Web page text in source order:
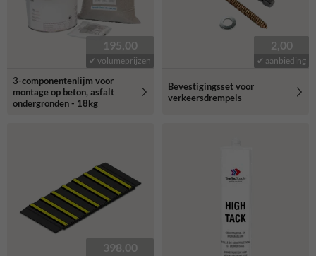
195,00
✔ volumeprijzen
3-componentenlijm voor
montage op beton, asfalt
ondergronden - 18kg
2,00
✔ aanbieding
Bevestigingsset voor
verkeersdrempels
398,00